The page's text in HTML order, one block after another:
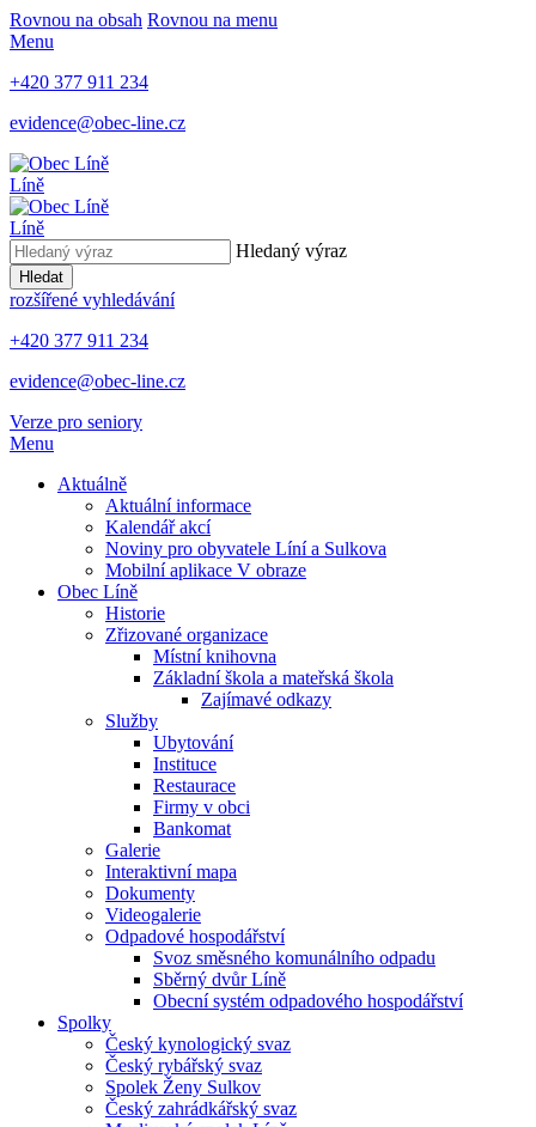
Rovnou na obsah Rovnou na menu
Menu
+420 377 911 234
evidence@obec-line.cz
Líně
Líně
Hledaný výraz
Hledat
rozšířené vyhledávání
+420 377 911 234
evidence@obec-line.cz
Verze pro seniory
Menu
Aktuálně
Aktuální informace
Kalendář akcí
Noviny pro obyvatele Líní a Sulkova
Mobilní aplikace V obraze
Obec Líně
Historie
Zřizované organizace
Místní knihovna
Základní škola a mateřská škola
Zajímavé odkazy
Služby
Ubytování
Instituce
Restaurace
Firmy v obci
Bankomat
Galerie
Interaktivní mapa
Dokumenty
Videogalerie
Odpadové hospodářství
Svoz směsného komunálního odpadu
Sběrný dvůr Líně
Obecní systém odpadového hospodářství
Spolky
Český kynologický svaz
Český rybářský svaz
Spolek Ženy Sulkov
Český zahrádkářský svaz